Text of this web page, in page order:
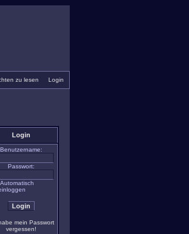
zu lesen Login
Login
Benutzername:
Passwort:
Automatisch
mein Passwort
vergessen!